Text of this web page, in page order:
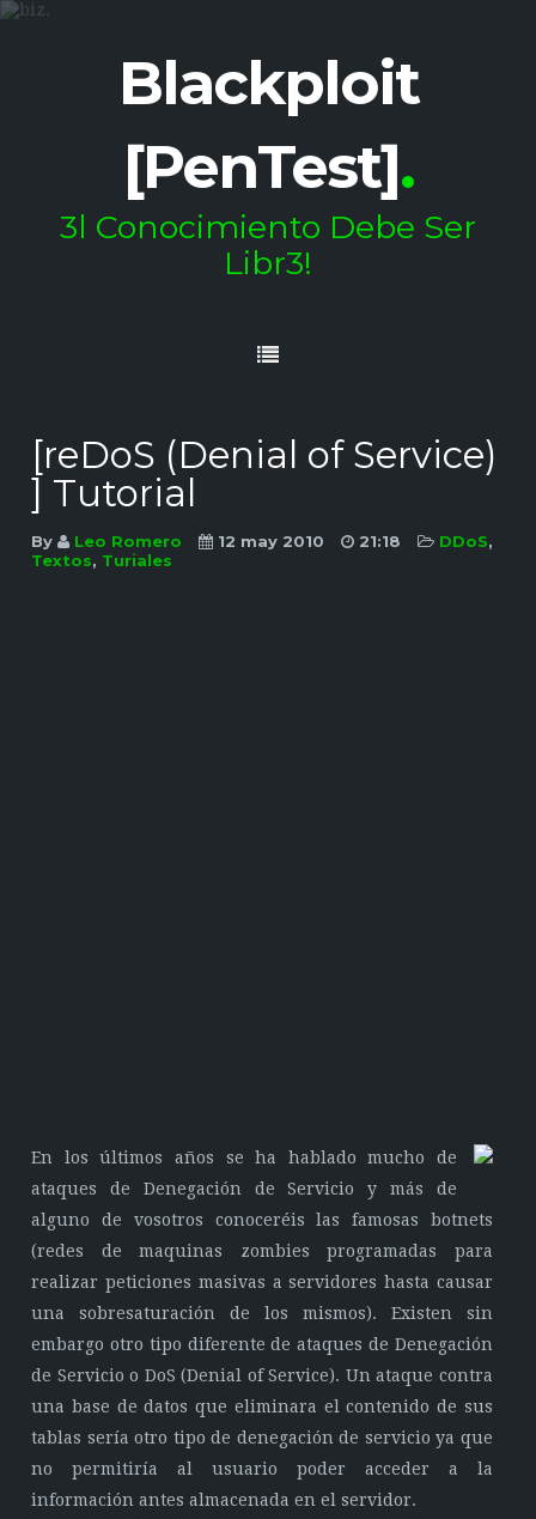
Blackploit
[PenTest].
3l Conocimiento Debe Ser
Libr3!
[reDoS (Denial of Service)
] Tutorial
By Leo Romero 12 may 2010 21:18 DDoS,
Textos, Turiales
En los últimos años se ha hablado mucho de
ataques de Denegación de Servicio y más de
alguno de vosotros conoceréis las famosas botnets
(redes de maquinas zombies programadas para
realizar peticiones masivas a servidores hasta causar
una sobresaturación de los mismos). Existen sin
embargo otro tipo diferente de ataques de Denegación
de Servicio o DoS (Denial of Service). Un ataque contra
una base de datos que eliminara el contenido de sus
tablas sería otro tipo de denegación de servicio ya que
no permitiría al usuario poder acceder a la
información antes almacenada en el servidor.